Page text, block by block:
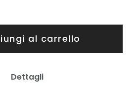
al carrello
Dettagli